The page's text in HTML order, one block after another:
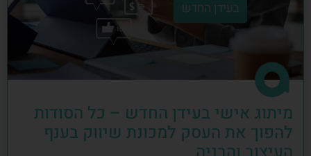
מיתוג אישי בעידן החדש – כל הסודות
להפוך את העסק למכונת שיווק בענף